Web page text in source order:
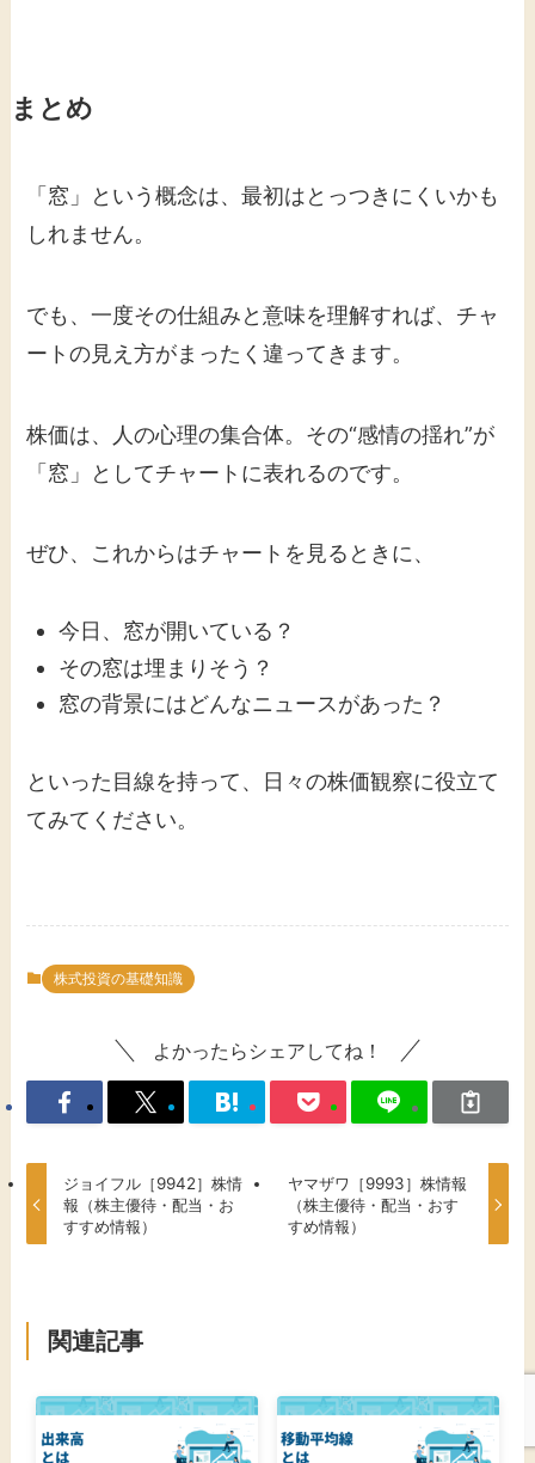
まとめ
「窓」という概念は、最初はとっつきにくいかも
しれません。
でも、一度その仕組みと意味を理解すれば、チャ
ートの見え方がまったく違ってきます。
株価は、人の心理の集合体。その“感情の揺れ”が
「窓」としてチャートに表れるのです。
ぜひ、これからはチャートを見るときに、
今日、窓が開いている？
その窓は埋まりそう？
窓の背景にはどんなニュースがあった？
といった目線を持って、日々の株価観察に役立て
てみてください。
株式投資の基礎知識
よかったらシェアしてね！
ジョイフル［9942］株情
報（株主優待・配当・お
すすめ情報）
ヤマザワ［9993］株情報
（株主優待・配当・おす
すめ情報）
関連記事